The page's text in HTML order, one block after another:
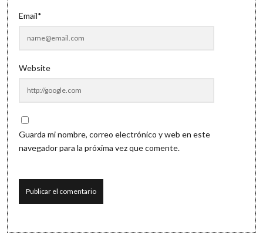
Email*
Website
Guarda mi nombre, correo electrónico y web en este
navegador para la próxima vez que comente.